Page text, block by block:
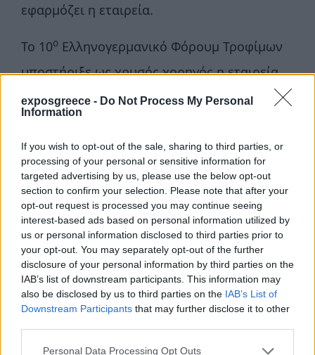
exposgreece - Do Not Process My Personal
Information
If you wish to opt-out of the sale, sharing to third parties, or
processing of your personal or sensitive information for
targeted advertising by us, please use the below opt-out
section to confirm your selection. Please note that after your
opt-out request is processed you may continue seeing
interest-based ads based on personal information utilized by
us or personal information disclosed to third parties prior to
your opt-out. You may separately opt-out of the further
disclosure of your personal information by third parties on the
IAB’s list of downstream participants. This information may
also be disclosed by us to third parties on the IAB’s List of
Downstream Participants that may further disclose it to other
Personal Data Processing Opt Outs
εφαρμόζει η εταιρεία.
Το 10ο Ελληνογερμανικό Φόρουμ Τροφίμων
υποστήριξε ως χρυσός χορηγός η εταιρεία
EPIDOSIS.
agronews.gr, ΑγροΤύπος, agrotypos.gr,
Γεωργία και Κτηνοτροφία, Ύπαιθρος Χώρα
και ypaithros.gr.
Λεζάντα φωτογραφίας 10o
Ellinogermaniko_Forum_Trofimon_Volos:
Από αριστερά: Ιωάννης Αναστασίου,
Αντιπεριφερειάρχης Εξυπηρέτησης Πολιτών και